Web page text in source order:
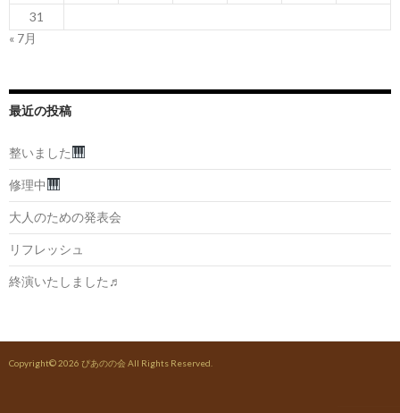
31
« 7月
最近の投稿
整いました
修理中
大人のための発表会
リフレッシュ
終演いたしました♬
Copyright© 2026 ぴあのの会All Rights Reserved.